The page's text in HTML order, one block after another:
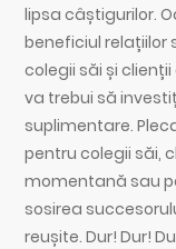
lipsa câștigurilor.
beneficiul relațiilor
colegii săi și
va trebui să
suplimentare.
pentru colegii săi,
momentană sau
sosirea
reușite. Dur! Dur!